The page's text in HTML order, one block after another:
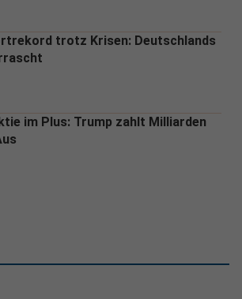
trotz Krisen: Deutschlands
im Plus: Trump zahlt Milliarden